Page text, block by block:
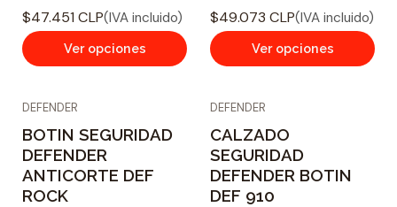
$47.451 CLP(IVA incluido)
Ver opciones
$49.073 CLP(IVA incluido)
Ver opciones
DEFENDER
BOTIN SEGURIDAD
DEFENDER
ANTICORTE DEF
ROCK
DEFENDER
CALZADO
SEGURIDAD
DEFENDER BOTIN
DEF 910